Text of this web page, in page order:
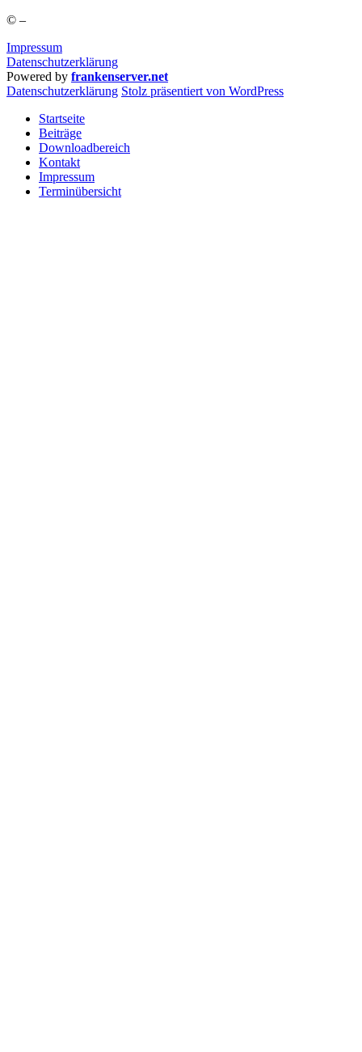
© –
Impressum
Datenschutzerklärung
Powered by frankenserver.net
Daten­schutz­er­klä­rung Stolz präsentiert von WordPress
Startseite
Beiträge
Downloadbereich
Kontakt
Impressum
Terminübersicht